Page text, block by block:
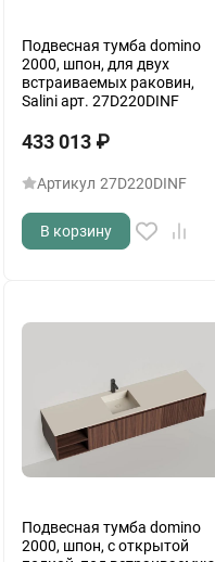
Подвесная тумба domino
2000, шпон, для двух
встраиваемых раковин,
Salini арт. 27D220DINF
433 013 ₽
Артикул 27D220DINF
В корзину
Подвесная тумба domino
2000, шпон, с открытой